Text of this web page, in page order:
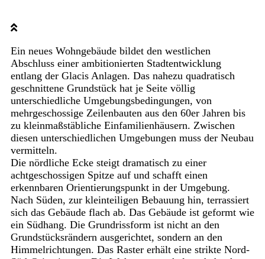
Ein neues Wohngebäude bildet den westlichen
Abschluss einer ambitionierten Stadtentwicklung
entlang der Glacis Anlagen. Das nahezu quadratisch
geschnittene Grundstück hat je Seite völlig
unterschiedliche Umgebungsbedingungen, von
mehrgeschossige Zeilenbauten aus den 60er Jahren bis
zu kleinmaßstäbliche Einfamilienhäusern. Zwischen
diesen unterschiedlichen Umgebungen muss der Neubau
vermitteln.
Die nördliche Ecke steigt dramatisch zu einer
achtgeschossigen Spitze auf und schafft einen
erkennbaren Orientierungspunkt in der Umgebung.
Nach Süden, zur kleinteiligen Bebauung hin, terrassiert
sich das Gebäude flach ab. Das Gebäude ist geformt wie
ein Südhang. Die Grundrissform ist nicht an den
Grundstücksrändern ausgerichtet, sondern an den
Himmelrichtungen. Das Raster erhält eine strikte Nord-